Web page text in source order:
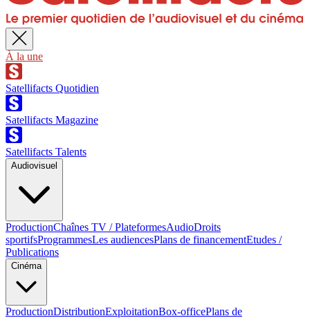
À la une
Satellifacts Quotidien
Satellifacts Magazine
Satellifacts Talents
Audiovisuel
ProductionChaînes TV / PlateformesAudioDroits
sportifsProgrammesLes audiencesPlans de financementEtudes /
Publications
Cinéma
ProductionDistributionExploitationBox-officePlans de